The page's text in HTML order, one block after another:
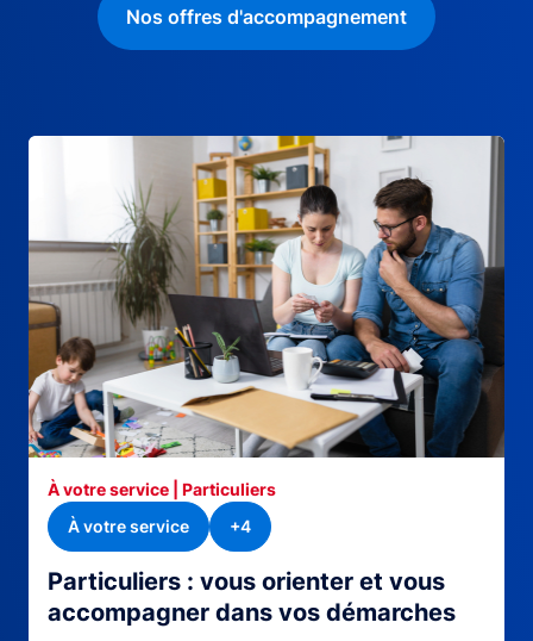
Nos offres d'accompagnement
Particuliers : vous orienter et vous
accompagner dans vos démarches
À votre service | Particuliers
À votre service
+4